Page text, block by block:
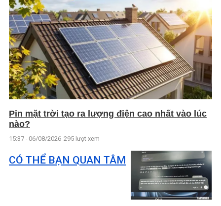
Pin mặt trời tạo ra lượng điện cao nhất vào lúc
nào?
15:37 - 06/08/2026 295 lượt xem
CÓ THỂ BẠN QUAN TÂM